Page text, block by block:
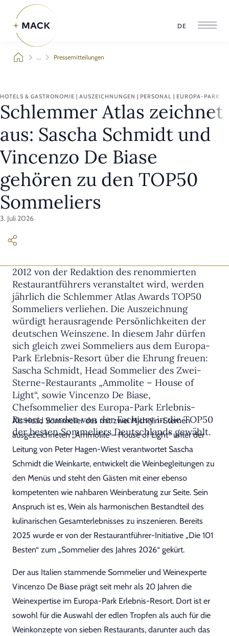
DE
... Pressemitteilungen
HOTELS & GASTRONOMIE | AUSZEICHNUNGEN | PERSONAL | EUROPA-PARK
Schlemmer Atlas zeichnet
aus: Sascha Schmidt und
Vincenzo De Biase
gehören zu den TOP50
Sommeliers
3. Juli 2026
2012 von der Redaktion des renommierten
Restaurantführers veranstaltet wird, werden
jährlich die Schlemmer Atlas Awards TOP50
Sommeliers verliehen. Die Auszeichnung
würdigt herausragende Persönlichkeiten der
deutschen Weinszene. In diesem Jahr dürfen
sich gleich zwei Sommeliers aus dem Europa-
Park Erlebnis-Resort über die Ehrung freuen:
Sascha Schmidt, Head Sommelier des Zwei-
Sterne-Restaurants „Ammolite – House of
Light“, sowie Vincenzo De Biase,
Chefsommelier des Europa-Park Erlebnis-
Resort, wurden von der Fachjury in die TOP50
der besten Sommeliers Deutschlands gewählt.
Als Head Sommelier des mit zwei Michelin-Sternen
ausgezeichneten „Ammolite – House of Light“ unter der
Leitung von Peter Hagen-Wiest verantwortet Sascha
Schmidt die Weinkarte, entwickelt die Weinbegleitungen zu
den Menüs und steht den Gästen mit einer ebenso
kompetenten wie nahbaren Weinberatung zur Seite. Sein
Anspruch ist es, Wein als harmonischen Bestandteil des
kulinarischen Gesamterlebnisses zu inszenieren. Bereits
2025 wurde er von der Restaurantführer-Initiative „Die 101
Besten“ zum „Sommelier des Jahres 2026“ gekürt.
Der aus Italien stammende Sommelier und Weinexperte
Vincenzo De Biase prägt seit mehr als 20 Jahren die
Weinexpertise im Europa-Park Erlebnis-Resort. Dort ist er
sowohl für die Auswahl der edlen Tropfen als auch für die
Weinkonzepte von sieben Restaurants, darunter auch das